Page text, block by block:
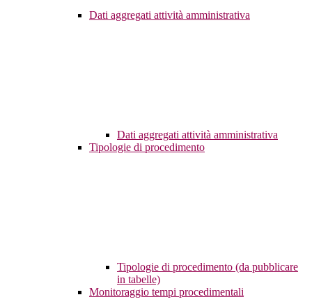
Dati aggregati attività amministrativa
Dati aggregati attività amministrativa
Tipologie di procedimento
Tipologie di procedimento (da pubblicare
in tabelle)
Monitoraggio tempi procedimentali